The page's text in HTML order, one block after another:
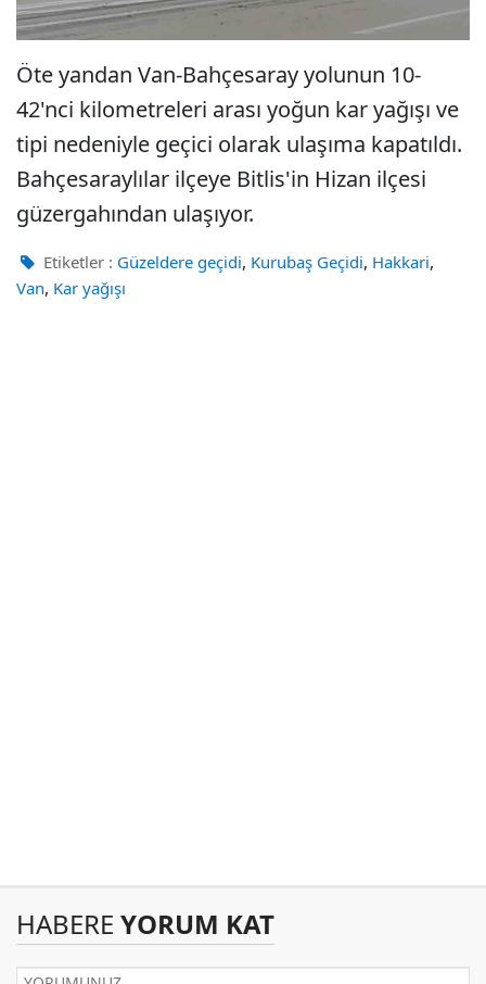
Öte yandan Van-Bahçesaray yolunun 10-
42'nci kilometreleri arası yoğun kar yağışı ve
tipi nedeniyle geçici olarak ulaşıma kapatıldı.
Bahçesaraylılar ilçeye Bitlis'in Hizan ilçesi
güzergahından ulaşıyor.
Etiketler : Güzeldere geçidi, Kurubaş Geçidi, Hakkari,
Van, Kar yağışı
HABERE YORUM KAT